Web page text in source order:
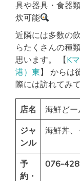
具や器具・食器
炊可能
近隣には多数の
らたくさんの種
思います。 【K
港）東】 からは
際には訪れてみ
店名 海鮮どー
ジャ
ンル
海鮮丼
予
約・
076-